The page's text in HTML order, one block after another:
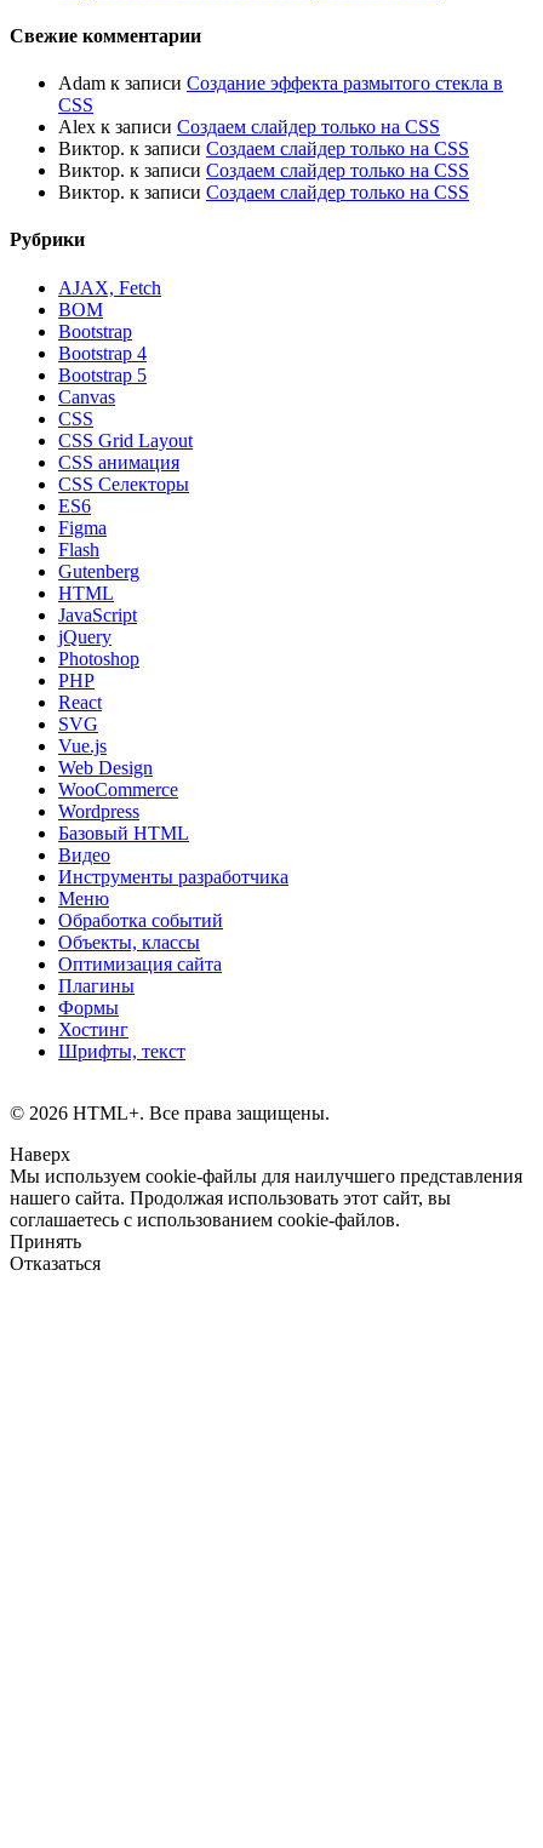
Свежие комментарии
Adam к записи Создание эффекта размытого стекла в
CSS
Alex к записи Создаем слайдер только на CSS
Виктор. к записи Создаем слайдер только на CSS
Виктор. к записи Создаем слайдер только на CSS
Виктор. к записи Создаем слайдер только на CSS
Рубрики
AJAX, Fetch
BOM
Bootstrap
Bootstrap 4
Bootstrap 5
Canvas
CSS
CSS Grid Layout
CSS анимация
CSS Селекторы
ES6
Figma
Flash
Gutenberg
HTML
JavaScript
jQuery
Photoshop
PHP
React
SVG
Vue.js
Web Design
WooCommerce
Wordpress
Базовый HTML
Видео
Инструменты разработчика
Меню
Обработка событий
Объекты, классы
Оптимизация сайта
Плагины
Формы
Хостинг
Шрифты, текст
© 2026 HTML+. Все права защищены.
Наверх
Мы используем cookie-файлы для наилучшего представления
нашего сайта. Продолжая использовать этот сайт, вы
соглашаетесь с использованием cookie-файлов.
Принять
Отказаться